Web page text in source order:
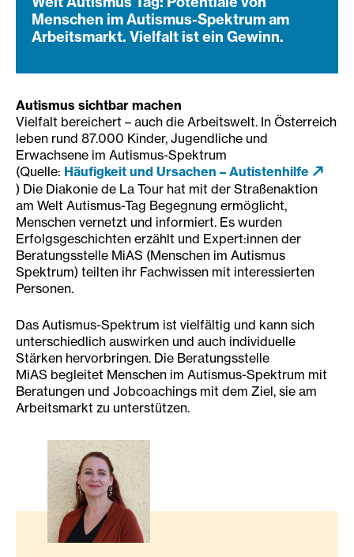
Menschen im Autismus-Spektrum am
Arbeitsmarkt. Vielfalt ist ein Gewinn.
Autismus sichtbar machen
Vielfalt bereichert – auch die Arbeitswelt. In Österreich
leben rund 87.000 Kinder, Jugendliche und
Erwachsene im Autismus-Spektrum
(Quelle: Häufigkeit und Ursachen – Autistenhilfe
) Die Diakonie de La Tour hat mit der Straßenaktion
am Welt Autismus-Tag Begegnung ermöglicht,
Menschen vernetzt und informiert. Es wurden
Erfolgsgeschichten erzählt und Expert:innen der
Beratungsstelle MiAS (Menschen im Autismus
Spektrum) teilten ihr Fachwissen mit interessierten
Personen.
Das Autismus-Spektrum ist vielfältig und kann sich
unterschiedlich auswirken und auch individuelle
Stärken hervorbringen. Die Beratungsstelle
MiAS begleitet Menschen im Autismus-Spektrum mit
Beratungen und Jobcoachings mit dem Ziel, sie am
Arbeitsmarkt zu unterstützen.